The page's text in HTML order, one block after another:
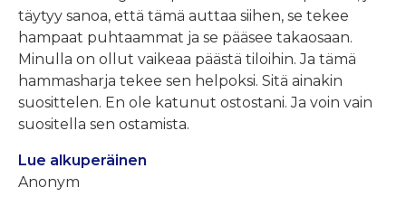
täytyy sanoa, että tämä auttaa siihen, se tekee
hampaat puhtaammat ja se pääsee takaosaan.
Minulla on ollut vaikeaa päästä tiloihin. Ja tämä
hammasharja tekee sen helpoksi. Sitä ainakin
suosittelen. En ole katunut ostostani. Ja voin vain
suositella sen ostamista.
Lue alkuperäinen
Anonym